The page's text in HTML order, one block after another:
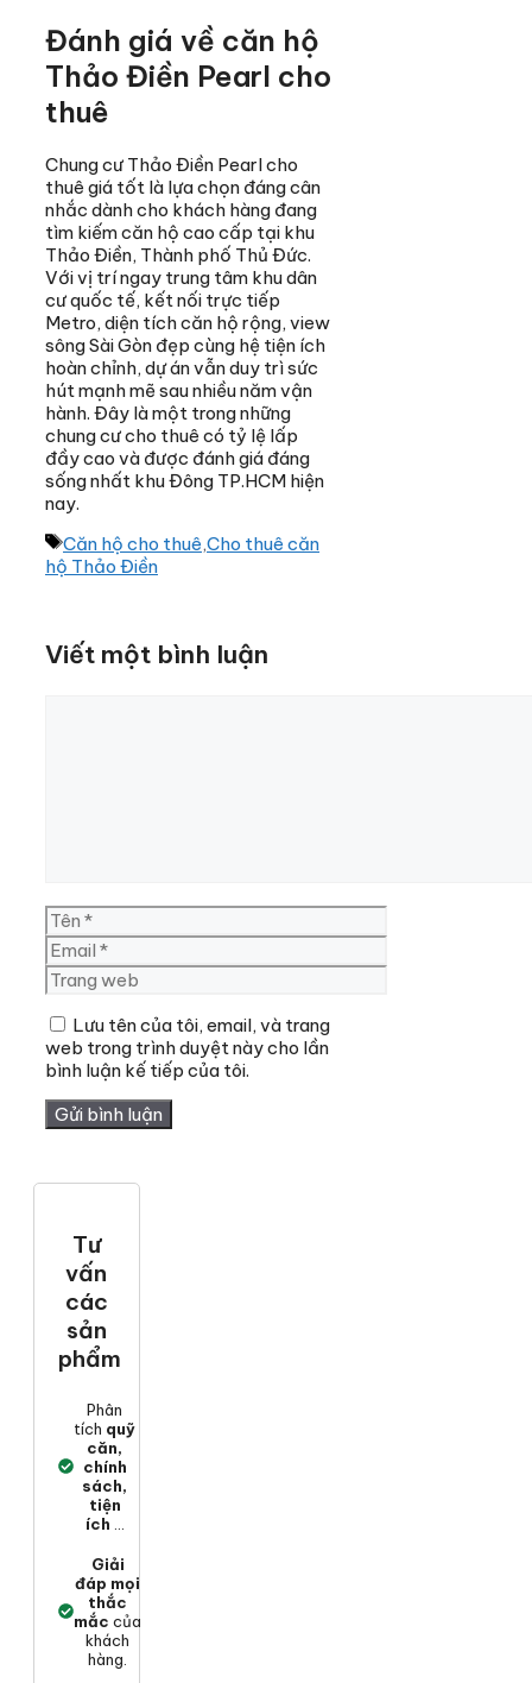
Đánh giá về căn hộ
Thảo Điền Pearl cho
thuê
Chung cư Thảo Điền Pearl cho
thuê giá tốt là lựa chọn đáng cân
nhắc dành cho khách hàng đang
tìm kiếm căn hộ cao cấp tại khu
Thảo Điền, Thành phố Thủ Đức.
Với vị trí ngay trung tâm khu dân
cư quốc tế, kết nối trực tiếp
Metro, diện tích căn hộ rộng, view
sông Sài Gòn đẹp cùng hệ tiện ích
hoàn chỉnh, dự án vẫn duy trì sức
hút mạnh mẽ sau nhiều năm vận
hành. Đây là một trong những
chung cư cho thuê có tỷ lệ lấp
đầy cao và được đánh giá đáng
sống nhất khu Đông TP.HCM hiện
nay.
Thẻ
Căn hộ cho thuê,Cho thuê căn
hộ Thảo Điền
Viết một bình luận
Tên
Email
Trang
web
Lưu tên của tôi, email, và trang
web trong trình duyệt này cho lần
bình luận kế tiếp của tôi.
Tư
vấn
các
sản
phẩm
Phân
tích quỹ
căn,
chính
sách,
tiện
ích
Giải
đáp mọi
thắc
mắc của
khách
hàng.